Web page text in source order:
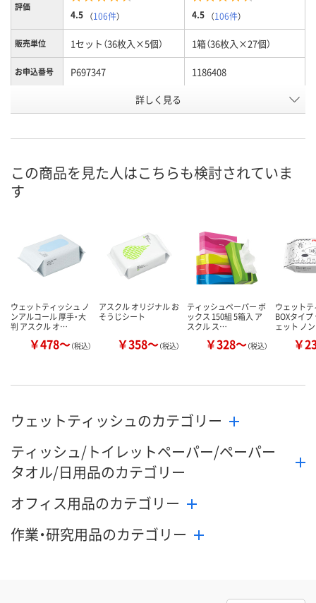
評価
4.5 （106件） 4.5 （106件）
販売単位 1セット（36枚入×5個） 1箱（36枚入×27個）
お申込番号 P697347 1186408
数量 数量
詳しく見る
この商品を見た人はこちらも検討されていま
す
ウェットティッシュ ノ
ンアルコール 厚手・大
判 アスクル オ…
￥478～（税込）
アスクル オリジナル お
そうじシート
￥358～（税込）
ティッシュペーパー ボ
ックス 150組 5箱入 ア
スクル ス…
￥328～（税込）
ウェット
BOXタイ
ェット ノ
￥
ウェットティッシュのカテゴリー
ティッシュ/トイレットペーパー/ペーパー
タオル/日用品のカテゴリー
オフィス用品のカテゴリー
作業・研究用品のカテゴリー